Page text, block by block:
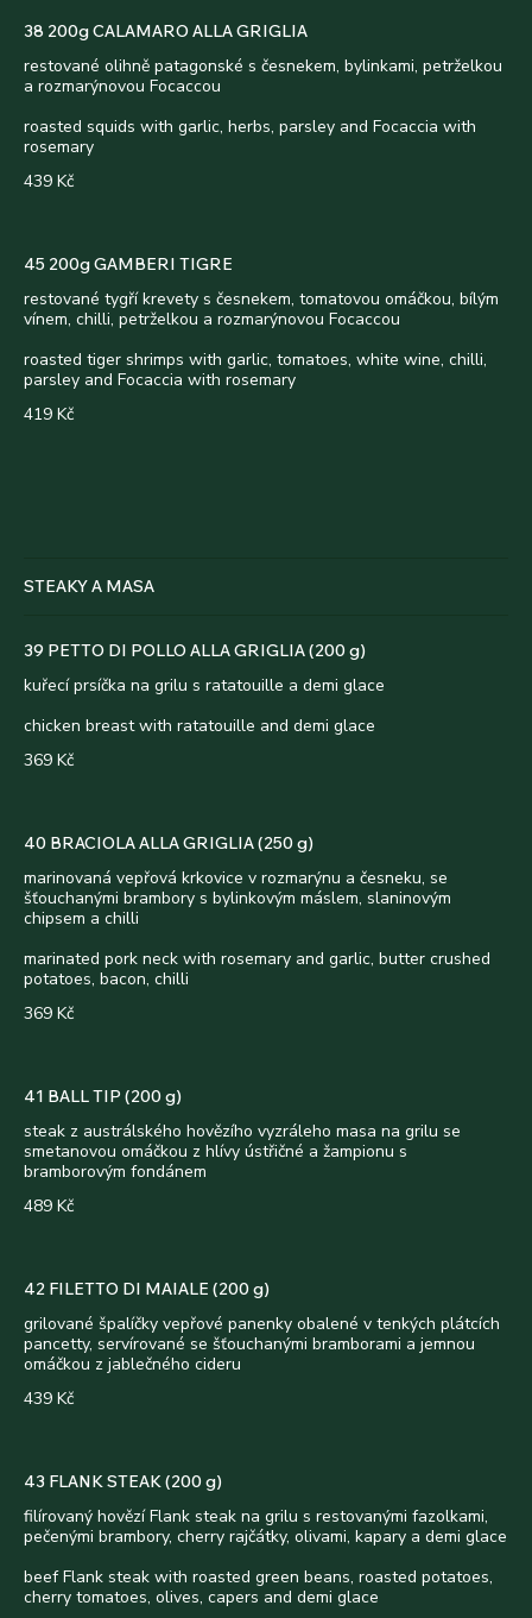
38 200g CALAMARO ALLA GRIGLIA
restované olihně patagonské s česnekem, bylinkami, petrželkou
a rozmarýnovou Focaccou
roasted squids with garlic, herbs, parsley and Focaccia with
rosemary
439 Kč
45 200g GAMBERI TIGRE
restované tygří krevety s česnekem, tomatovou omáčkou, bílým
vínem, chilli, petrželkou a rozmarýnovou Focaccou
roasted tiger shrimps with garlic, tomatoes, white wine, chilli,
parsley and Focaccia with rosemary
419 Kč
STEAKY A MASA
39 PETTO DI POLLO ALLA GRIGLIA (200 g)
kuřecí prsíčka na grilu s ratatouille a demi glace
chicken breast with ratatouille and demi glace
369 Kč
40 BRACIOLA ALLA GRIGLIA (250 g)
marinovaná vepřová krkovice v rozmarýnu a česneku, se
šťouchanými brambory s bylinkovým máslem, slaninovým
chipsem a chilli
marinated pork neck with rosemary and garlic, butter crushed
potatoes, bacon, chilli
369 Kč
41 BALL TIP (200 g)
steak z austrálského hovězího vyzráleho masa na grilu se
smetanovou omáčkou z hlívy ústřičné a žampionu s
bramborovým fondánem
489 Kč
42 FILETTO DI MAIALE (200 g)
grilované špalíčky vepřové panenky obalené v tenkých plátcích
pancetty, servírované se šťouchanými bramborami a jemnou
omáčkou z jablečného cideru
439 Kč
43 FLANK STEAK (200 g)
filírovaný hovězí Flank steak na grilu s restovanými fazolkami,
pečenými brambory, cherry rajčátky, olivami, kapary a demi glace
beef Flank steak with roasted green beans, roasted potatoes,
cherry tomatoes, olives, capers and demi glace